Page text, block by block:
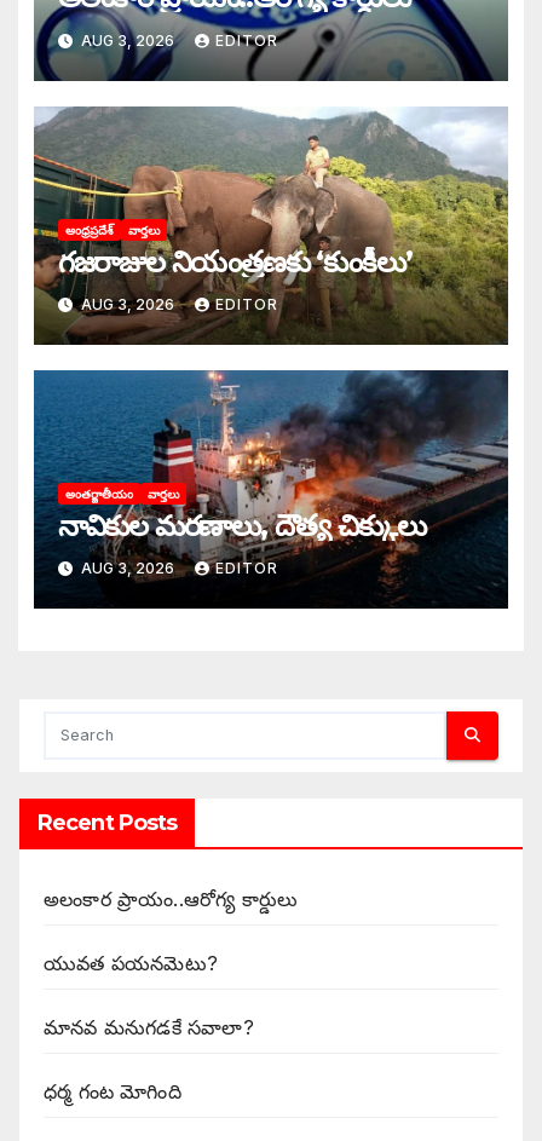
AUG 3, 2026 EDITOR
ఆంధ్రప్రదేశ్ వార్తలు
గజరాజుల నియంత్రణకు ‘కుంకీలు’
AUG 3, 2026 EDITOR
అంతర్జాతీయం వార్తలు
నావికుల మరణాలు, దౌత్య చిక్కులు
AUG 3, 2026 EDITOR
Recent Posts
అలంకార ప్రాయం..ఆరోగ్య కార్డులు
యువత పయనమెటు?
మానవ మనుగడకే సవాలా?
ధర్మ గంట మోగింది